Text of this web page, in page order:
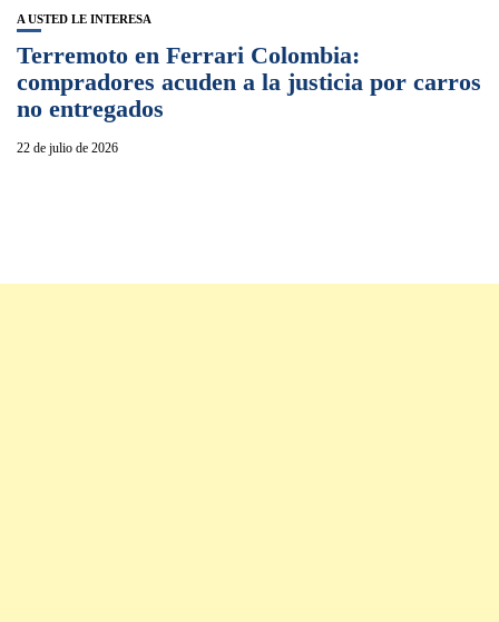
A USTED LE INTERESA
Terremoto en Ferrari Colombia:
compradores acuden a la justicia por carros
no entregados
22 de julio de 2026